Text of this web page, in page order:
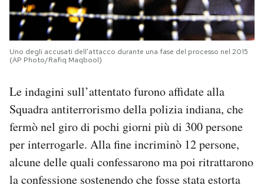
Uno degli accusati dell’attacco durante una fase del processo nel 2015
(AP Photo/Rafiq Maqbool)
Le indagini sull’attentato furono affidate alla
Squadra antiterrorismo della polizia indiana, che
fermò nel giro di pochi giorni più di 300 persone
per interrogarle. Alla fine incriminò 12 persone,
alcune delle quali confessarono ma poi ritrattarono
la confessione sostenendo che fosse stata estorta